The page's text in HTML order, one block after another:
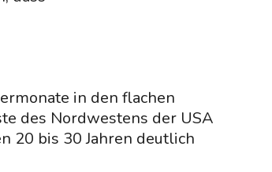
in den flachen
des Nordwestens der USA
20 bis 30 Jahren deutlich